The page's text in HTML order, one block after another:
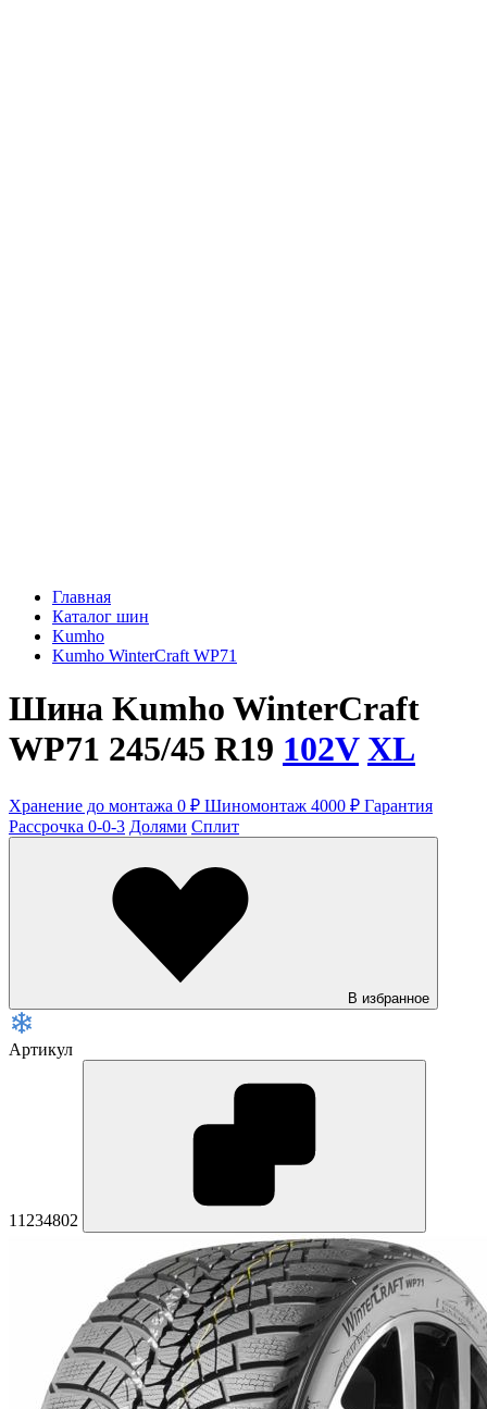
Главная
Каталог шин
Kumho
Kumho WinterCraft WP71
Шина Kumho WinterCraft
WP71 245/45 R19 102V XL
Хранение до монтажа 0 ₽ Шиномонтаж 4000 ₽ Гарантия
Рассрочка 0-0-3 Долями Сплит
В избранное
Артикул
11234802